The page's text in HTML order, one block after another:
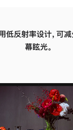
低反射率设计，可
幕眩光。